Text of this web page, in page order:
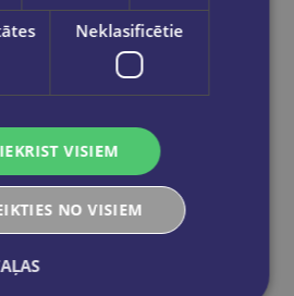
Sūtīt
Neklasificētie
VISIEM
NO VISIEM